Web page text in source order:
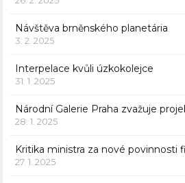
Návštěva brněnského planetária
3. 2. 2025
Interpelace kvůli úzkokolejce
31. 1. 2025
Národní Galerie Praha zvažuje
28. 1. 2025
Kritika ministra za nové povinnosti
27. 1. 2025